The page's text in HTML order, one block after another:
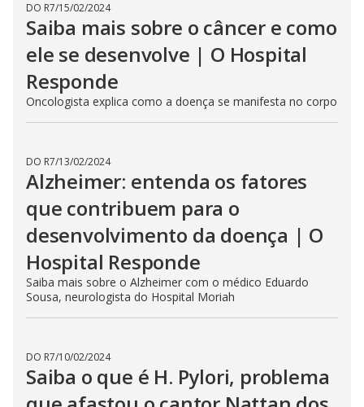
DO R7/15/02/2024
Saiba mais sobre o câncer e como
ele se desenvolve | O Hospital
Responde
Oncologista explica como a doença se manifesta no corpo
DO R7/13/02/2024
Alzheimer: entenda os fatores
que contribuem para o
desenvolvimento da doença | O
Hospital Responde
Saiba mais sobre o Alzheimer com o médico Eduardo
Sousa, neurologista do Hospital Moriah
DO R7/10/02/2024
Saiba o que é H. Pylori, problema